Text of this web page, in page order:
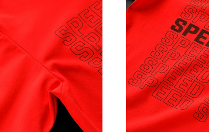
M カートに入れる
カートに入れる